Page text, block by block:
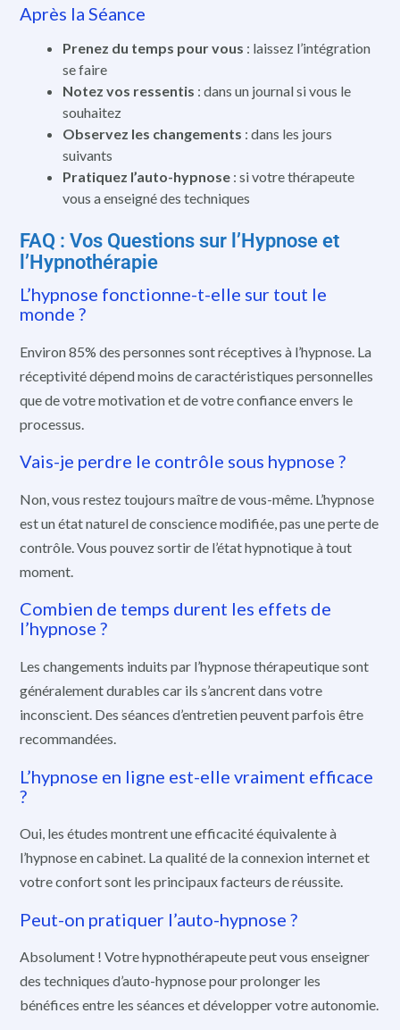
Après la Séance
Prenez du temps pour vous : laissez l’intégration
se faire
Notez vos ressentis : dans un journal si vous le
souhaitez
Observez les changements : dans les jours
suivants
Pratiquez l’auto-hypnose : si votre thérapeute
vous a enseigné des techniques
FAQ : Vos Questions sur l’Hypnose et
l’Hypnothérapie
L’hypnose fonctionne-t-elle sur tout le
monde ?
Environ 85% des personnes sont réceptives à l’hypnose. La
réceptivité dépend moins de caractéristiques personnelles
que de votre motivation et de votre confiance envers le
processus.
Vais-je perdre le contrôle sous hypnose ?
Non, vous restez toujours maître de vous-même. L’hypnose
est un état naturel de conscience modifiée, pas une perte de
contrôle. Vous pouvez sortir de l’état hypnotique à tout
moment.
Combien de temps durent les effets de
l’hypnose ?
Les changements induits par l’hypnose thérapeutique sont
généralement durables car ils s’ancrent dans votre
inconscient. Des séances d’entretien peuvent parfois être
recommandées.
L’hypnose en ligne est-elle vraiment efficace
?
Oui, les études montrent une efficacité équivalente à
l’hypnose en cabinet. La qualité de la connexion internet et
votre confort sont les principaux facteurs de réussite.
Peut-on pratiquer l’auto-hypnose ?
Absolument ! Votre hypnothérapeute peut vous enseigner
des techniques d’auto-hypnose pour prolonger les
bénéfices entre les séances et développer votre autonomie.